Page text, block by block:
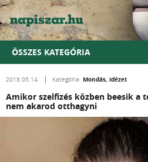
ÖSSZES KATEGÓRIA
2018.05.14. Kategória: Mondás, idézet
Amikor szelfizés közben beesik a
nem akarod otthagyni